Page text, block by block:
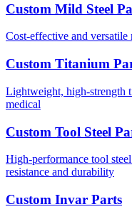
Custom Mild Steel
Cost-effective and versatile
Custom Titanium
Lightweight, high-strength
medical
Custom Tool Steel
High-performance tool
resistance and durability
Custom Invar Parts